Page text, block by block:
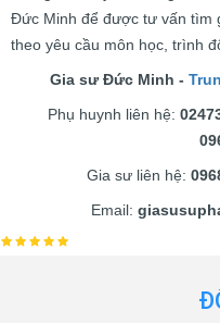
Đức Minh để được tư vấn tìm
theo yêu cầu môn học, trình
Gia sư Đức Minh -
Phụ huynh liên hệ:
Gia sư liên hệ:
Email: